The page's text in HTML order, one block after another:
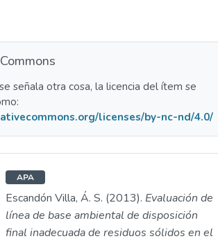
señala otra cosa, la licencia del ítem se
licenses/by-nc-nd/4.0/
APA
Escandón Villa, Á. S. (2013). Evaluación de
línea de base ambiental de disposición
final inadecuada de residuos sólidos en el